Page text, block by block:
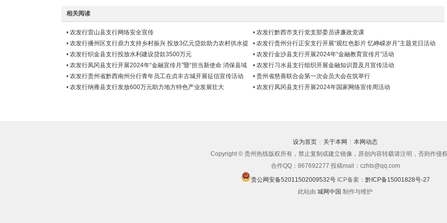
相关阅读
• 农发行雷山县支行网络安全宣传 • 农发行黔西市支行党支部委员讲廉政党课
• 农发行播州区支行鼎力支持乡村振兴 投放3亿元贷款助力农村供水提
质增效
• 农发行贵州分行正安支行开展“观红色影片 忆峥嵘岁月”主题党日活动
• 农发行织金县支行投放水利建设贷款3500万元 • 农发行金沙县支行开展2024年“金融教育宣传月”活动
• 农发行凤冈县支行开展2024年“金融宣传月”暨“担当新使命 消保县域
行”活动
• 农发行习水县支行组织开展金融知识普及月宣传活动
• 农发行贵州省黔西南州分行青年员工在贞丰古城开展征信宣传活动 • 贵州省慈善联合会第一次会员大会在筑举行
• 农发行纳雍县支行发放600万元助力地方特色产业发展壮大 • 农发行凤冈县支行开展2024年国家网络宣传周活动
设为首页 关于本网
本网动态
Copyright © 贵州热线版权所有，禁止复制或建立镜像，原创内容转载请注明，否则作侵
合作QQ：867692277 投稿mail：czhts@qq.com
贵公网安备52011502009532号ICP备案： 黔ICP备15001828号-27
此站由 城网中国 制作与维护